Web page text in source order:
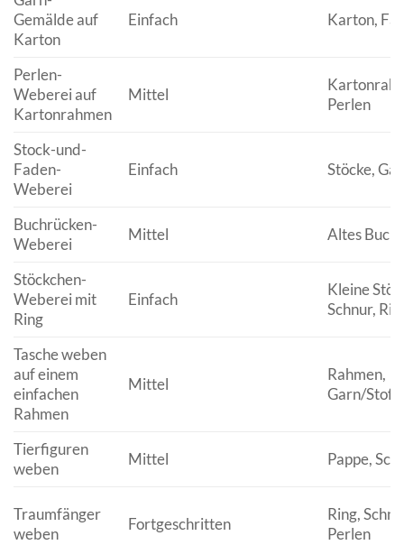
Gemälde auf
Karton
Einfach Karton,
Perlen-
Weberei auf
Kartonrahmen
Mittel
Perlen
Stock-und-
Faden-
Weberei
Einfach Stöcke,
Buchrücken-
Weberei
Mittel Altes
Stöckchen-
Weberei mit
Ring
Einfach
Kleine
Schnur,
Tasche weben
auf einem
einfachen
Rahmen
Mittel
Rahmen,
Garn/
Tierfiguren
weben
Mittel Pappe,
Traumfänger
weben
Fortgeschritten
Ring,
Perlen